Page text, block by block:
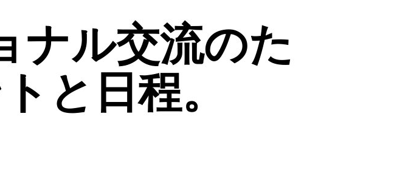
ナル交流のた
と日程。